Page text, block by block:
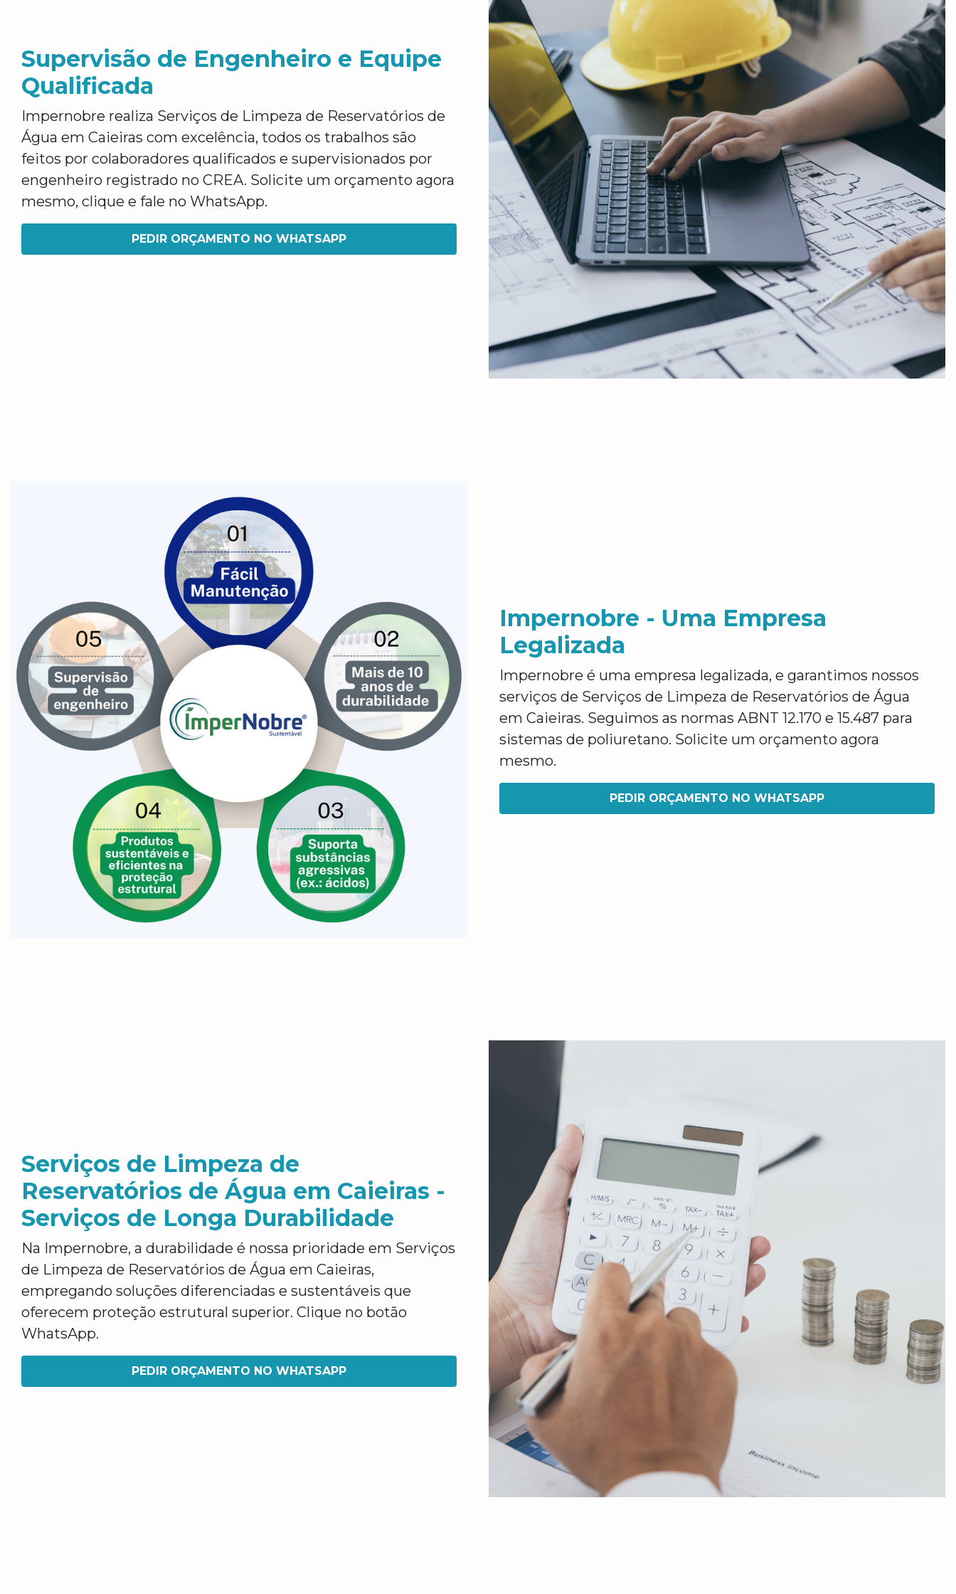
Supervisão de Engenheiro e Equipe
Qualificada
Impernobre realiza Serviços de Limpeza de Reservatórios de
Água em Caieiras com excelência, todos os trabalhos são
feitos por colaboradores qualificados e supervisionados por
engenheiro registrado no CREA. Solicite um orçamento agora
mesmo, clique e fale no WhatsApp.
PEDIR ORÇAMENTO NO WHATSAPP
Impernobre - Uma Empresa
Legalizada
Impernobre é uma empresa legalizada, e garantimos nossos
serviços de Serviços de Limpeza de Reservatórios de Água
em Caieiras. Seguimos as normas ABNT 12.170 e 15.487 para
sistemas de poliuretano. Solicite um orçamento agora
mesmo.
PEDIR ORÇAMENTO NO WHATSAPP
Serviços de Limpeza de
Reservatórios de Água em Caieiras -
Serviços de Longa Durabilidade
Na Impernobre, a durabilidade é nossa prioridade em Serviços
de Limpeza de Reservatórios de Água em Caieiras,
empregando soluções diferenciadas e sustentáveis que
oferecem proteção estrutural superior. Clique no botão
WhatsApp.
PEDIR ORÇAMENTO NO WHATSAPP